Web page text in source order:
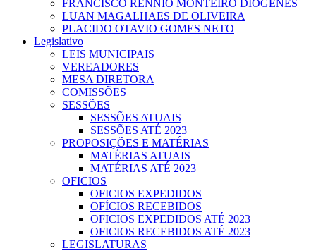
FRANCISCO RENNIO MONTEIRO DIOGENES
LUAN MAGALHAES DE OLIVEIRA
PLACIDO OTAVIO GOMES NETO
Legislativo
LEIS MUNICIPAIS
VEREADORES
MESA DIRETORA
COMISSÕES
SESSÕES
SESSÕES ATUAIS
SESSÕES ATÉ 2023
PROPOSIÇÕES E MATÉRIAS
MATÉRIAS ATUAIS
MATÉRIAS ATÉ 2023
OFICIOS
OFICIOS EXPEDIDOS
OFÍCIOS RECEBIDOS
OFICIOS EXPEDIDOS ATÉ 2023
OFICIOS RECEBIDOS ATÉ 2023
LEGISLATURAS